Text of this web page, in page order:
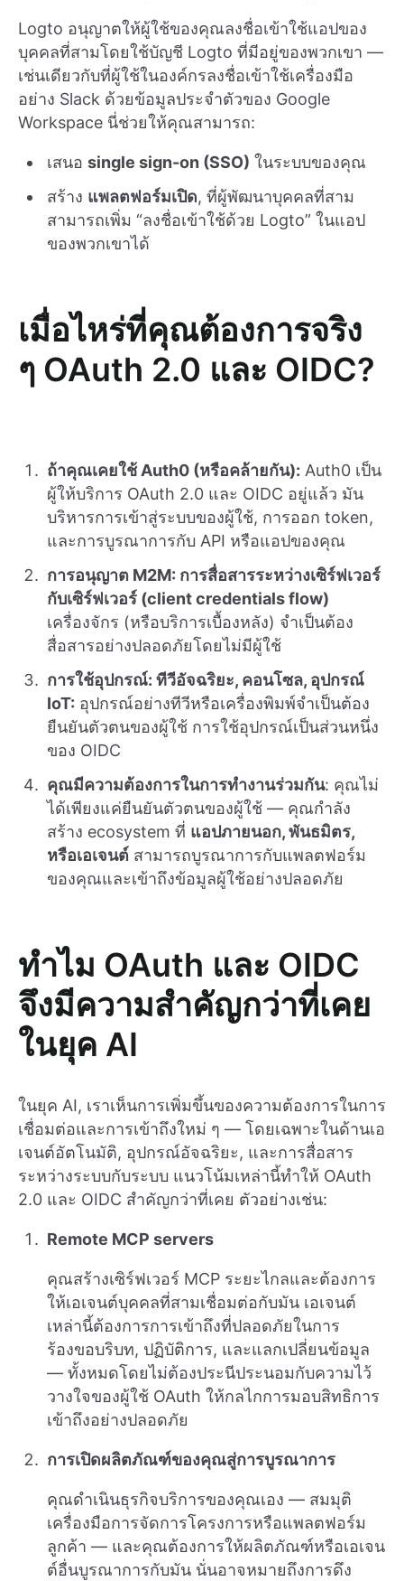
Logto อนุญาตให้ผู้ใช้ของคุณลงชื่อเข้าใช้แอปของ
บุคคลที่สามโดยใช้บัญชี Logto ที่มีอยู่ของพวกเขา —
เช่นเดียวกับที่ผู้ใช้ในองค์กรลงชื่อเข้าใช้เครื่องมือ
อย่าง Slack ด้วยข้อมูลประจำตัวของ Google
Workspace นี่ช่วยให้คุณสามารถ:
เสนอ single sign-on (SSO) ในระบบของคุณ
สร้าง แพลตฟอร์มเปิด, ที่ผู้พัฒนาบุคคลที่สาม
สามารถเพิ่ม “ลงชื่อเข้าใช้ด้วย Logto” ในแอป
ของพวกเขาได้
เมื่อไหร่ที่คุณต้องการจริง
ๆ OAuth 2.0 และ OIDC?
ถ้าคุณเคยใช้ Auth0 (หรือคล้ายกัน): Auth0 เป็น
ผู้ให้บริการ OAuth 2.0 และ OIDC อยู่แล้ว มัน
บริหารการเข้าสู่ระบบของผู้ใช้, การออก token,
และการบูรณาการกับ API หรือแอปของคุณ
การอนุญาต M2M: การสื่อสารระหว่างเซิร์ฟเวอร์
กับเซิร์ฟเวอร์ (client credentials flow)
เครื่องจักร (หรือบริการเบื้องหลัง) จำเป็นต้อง
สื่อสารอย่างปลอดภัยโดยไม่มีผู้ใช้
การใช้อุปกรณ์: ทีวีอัจฉริยะ, คอนโซล, อุปกรณ์
IoT: อุปกรณ์อย่างทีวีหรือเครื่องพิมพ์จำเป็นต้อง
ยืนยันตัวตนของผู้ใช้ การใช้อุปกรณ์เป็นส่วนหนึ่ง
ของ OIDC
คุณมีความต้องการในการทำงานร่วมกัน: คุณไม่
ได้เพียงแค่ยืนยันตัวตนของผู้ใช้ — คุณกำลัง
สร้าง ecosystem ที่ แอปภายนอก, พันธมิตร,
หรือเอเจนต์ สามารถบูรณาการกับแพลตฟอร์ม
ของคุณและเข้าถึงข้อมูลผู้ใช้อย่างปลอดภัย
ทำไม OAuth และ OIDC
จึงมีความสำคัญกว่าที่เคย
ในยุค AI
ในยุค AI, เราเห็นการเพิ่มขึ้นของความต้องการในการ
เชื่อมต่อและการเข้าถึงใหม่ ๆ — โดยเฉพาะในด้านเอ
เจนต์อัตโนมัติ, อุปกรณ์อัจฉริยะ, และการสื่อสาร
ระหว่างระบบกับระบบ แนวโน้มเหล่านี้ทำให้ OAuth
2.0 และ OIDC สำคัญกว่าที่เคย ตัวอย่างเช่น:
Remote MCP servers
คุณสร้างเซิร์ฟเวอร์ MCP ระยะไกลและต้องการ
ให้เอเจนต์บุคคลที่สามเชื่อมต่อกับมัน เอเจนต์
เหล่านี้ต้องการการเข้าถึงที่ปลอดภัยในการ
ร้องขอบริบท, ปฏิบัติการ, และแลกเปลี่ยนข้อมูล
— ทั้งหมดโดยไม่ต้องประนีประนอมกับความไว้
วางใจของผู้ใช้ OAuth ให้กลไกการมอบสิทธิการ
เข้าถึงอย่างปลอดภัย
การเปิดผลิตภัณฑ์ของคุณสู่การบูรณาการ
คุณดำเนินธุรกิจบริการของคุณเอง — สมมุติ
เครื่องมือการจัดการโครงการหรือแพลตฟอร์ม
ลูกค้า — และคุณต้องการให้ผลิตภัณฑ์หรือเอเจน
ต์อื่นบูรณาการกับมัน นั่นอาจหมายถึงการดึง